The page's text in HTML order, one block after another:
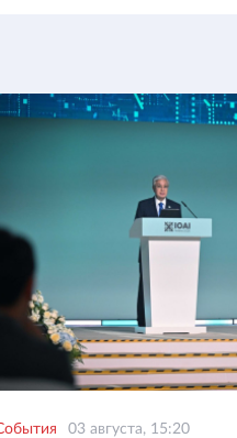
03 августа, 15:20